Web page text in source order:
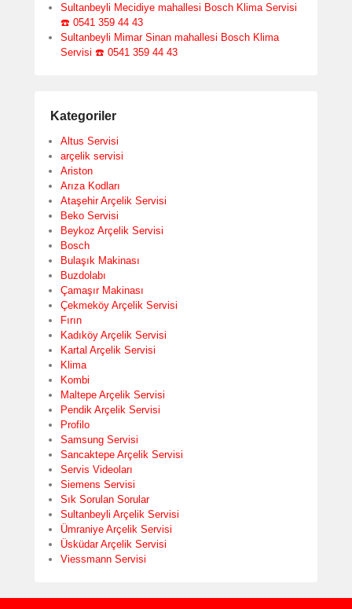
Sultanbeyli Mecidiye mahallesi Bosch Klima Servisi
☎️ 0541 359 44 43
Sultanbeyli Mimar Sinan mahallesi Bosch Klima
Servisi ☎️ 0541 359 44 43
Kategoriler
Altus Servisi
arçelik servisi
Ariston
Arıza Kodları
Ataşehir Arçelik Servisi
Beko Servisi
Beykoz Arçelik Servisi
Bosch
Bulaşık Makinası
Buzdolabı
Çamaşır Makinası
Çekmeköy Arçelik Servisi
Fırın
Kadıköy Arçelik Servisi
Kartal Arçelik Servisi
Klima
Kombi
Maltepe Arçelik Servisi
Pendik Arçelik Servisi
Profilo
Samsung Servisi
Sancaktepe Arçelik Servisi
Servis Videoları
Siemens Servisi
Sık Sorulan Sorular
Sultanbeyli Arçelik Servisi
Ümraniye Arçelik Servisi
Üsküdar Arçelik Servisi
Viessmann Servisi